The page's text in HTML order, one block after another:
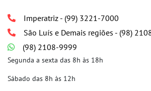
Imperatriz - (99) 3221-7000
São Luís e Demais regiões - (98)
(98) 2108-9999
Segunda a sexta das 8h às 18h
Sábado das 8h às 12h